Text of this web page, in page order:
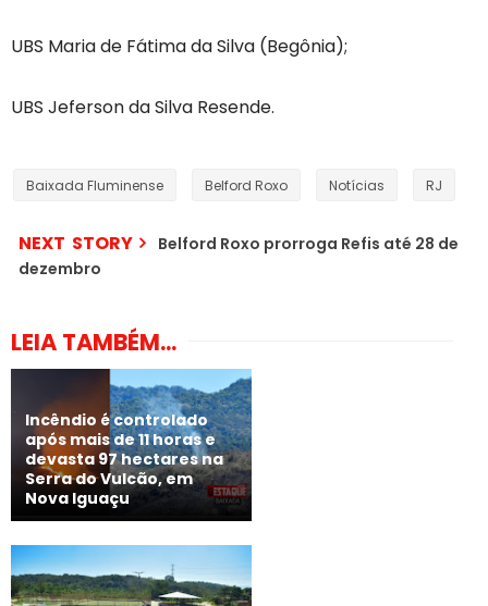
UBS Maria de Fátima da Silva (Begônia);
UBS Jeferson da Silva Resende.
Baixada Fluminense Belford Roxo Notícias RJ
NEXT STORY
Belford Roxo prorroga Refis até 28 de
dezembro
LEIA TAMBÉM...
Incêndio é controlado
após mais de 11 horas e
devasta 97 hectares na
Serra do Vulcão, em
Nova Iguaçu